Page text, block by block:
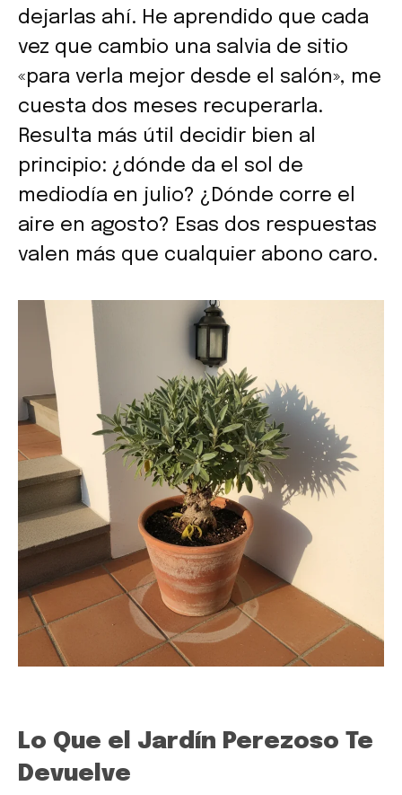
dejarlas ahí. He aprendido que cada
vez que cambio una salvia de sitio
«para verla mejor desde el salón», me
cuesta dos meses recuperarla.
Resulta más útil decidir bien al
principio: ¿dónde da el sol de
mediodía en julio? ¿Dónde corre el
aire en agosto? Esas dos respuestas
valen más que cualquier abono caro.
Lo Que el Jardín Perezoso Te
Devuelve